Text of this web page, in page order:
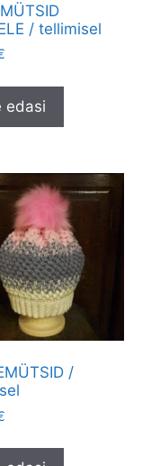
/ tellimisel
edasi
/